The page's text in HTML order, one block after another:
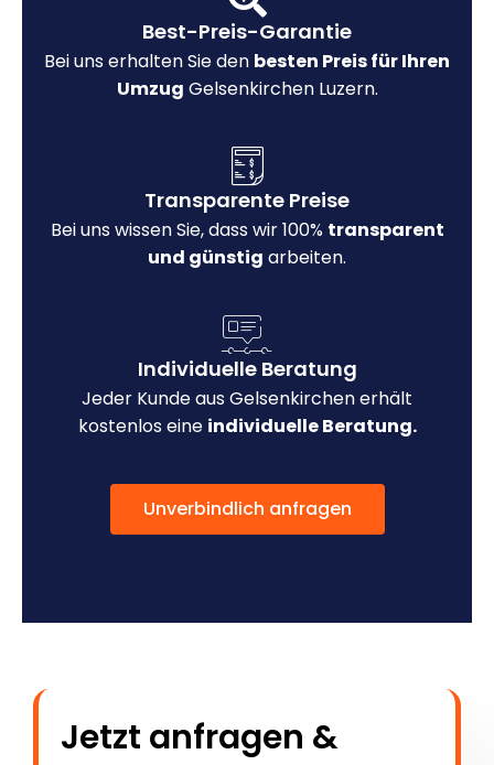
Best-Preis-Garantie
Bei uns erhalten Sie den besten Preis für Ihren
Umzug Gelsenkirchen Luzern.
Transparente Preise
Bei uns wissen Sie, dass wir 100% transparent
und günstig arbeiten.
Individuelle Beratung
Jeder Kunde aus Gelsenkirchen erhält
kostenlos eine individuelle Beratung.
Unverbindlich anfragen
Jetzt anfragen &